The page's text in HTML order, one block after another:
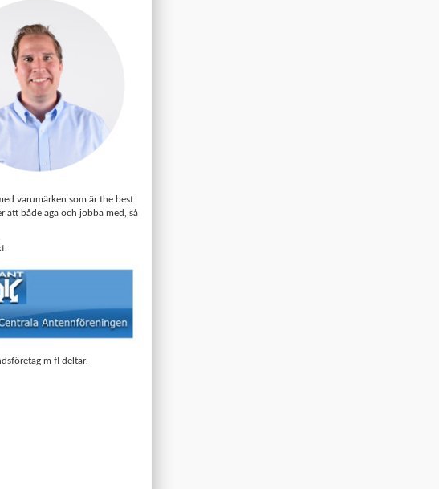
varumärken som är the best
att både äga och jobba med, så
m fl deltar.